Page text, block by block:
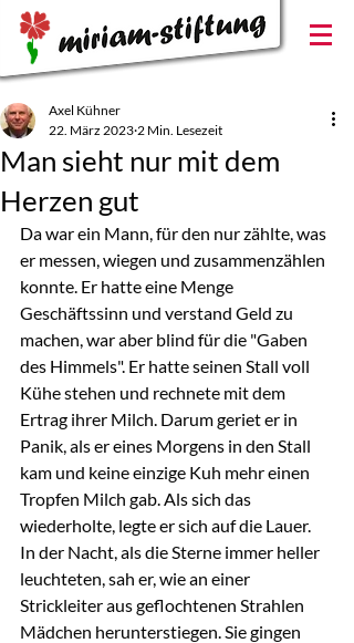
Man sieht nur mit dem
Herzen gut
Axel Kühner
22. März 2023 2 Min. Lesezeit
Da war ein Mann, für den nur zählte, was
er messen, wiegen und zusammenzählen
konnte. Er hatte eine Menge
Geschäftssinn und verstand Geld zu
machen, war aber blind für die "Gaben
des Himmels". Er hatte seinen Stall voll
Kühe stehen und rechnete mit dem
Ertrag ihrer Milch. Darum geriet er in
Panik, als er eines Morgens in den Stall
kam und keine einzige Kuh mehr einen
Tropfen Milch gab. Als sich das
wiederholte, legte er sich auf die Lauer.
In der Nacht, als die Sterne immer heller
leuchteten, sah er, wie an einer
Strickleiter aus geflochtenen Strahlen
Mädchen herunterstiegen. Sie gingen